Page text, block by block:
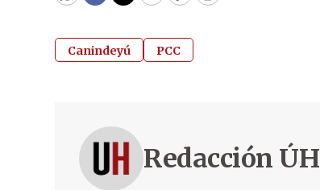
Canindeyú PCC
Redacción ÚH